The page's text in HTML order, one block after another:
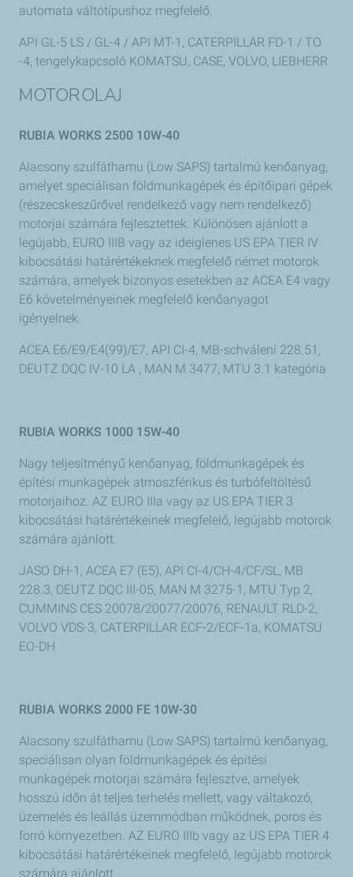
automata váltótípushoz megfelelő.
API GL-5 LS / GL-4 / API MT-1, CATERPILLAR FD-1 / TO
-4, tengelykapcsoló KOMATSU, CASE, VOLVO, LIEBHERR
MOTOROLAJ
RUBIA WORKS 2500 10W-40
Alacsony szulfáthamu (Low SAPS) tartalmú kenőanyag,
amelyet speciálisan földmunkagépek és építőipari gépek
(részecskeszűrővel rendelkező vagy nem rendelkező)
motorjai számára fejlesztettek. Különösen ajánlott a
legújabb, EURO IIIB vagy az ideiglenes US EPA TIER IV
kibocsátási határértékeknek megfelelő német motorok
számára, amelyek bizonyos esetekben az ACEA E4 vagy
E6 követelményeinek megfelelő kenőanyagot
igényelnek.
ACEA E6/E9/E4(99)/E7, API CI-4, MB-schválení 228.51,
DEUTZ DQC IV-10 LA , MAN M 3477, MTU 3.1 kategória
RUBIA WORKS 1000 15W-40
Nagy teljesítményű kenőanyag, földmunkagépek és
építési munkagépek atmoszférikus és turbófeltöltésű
motorjaihoz. AZ EURO IIIa vagy az US EPA TIER 3
kibocsátási határértékeinek megfelelő, legújabb motorok
számára ajánlott.
JASO DH-1, ACEA E7 (E5), API CI-4/CH-4/CF/SL, MB
228.3, DEUTZ DQC III-05, MAN M 3275-1, MTU Typ 2,
CUMMINS CES 20078/20077/20076, RENAULT RLD-2,
VOLVO VDS-3, CATERPILLAR ECF-2/ECF-1a, KOMATSU
EO-DH
RUBIA WORKS 2000 FE 10W-30
Alacsony szulfáthamu (Low SAPS) tartalmú kenőanyag,
speciálisan olyan földmunkagépek és építési
munkagépek motorjai számára fejlesztve, amelyek
hosszú időn át teljes terhelés mellett, vagy váltakozó,
üzemelés és leállás üzemmódban működnek, poros és
forró környezetben. AZ EURO IIIb vagy az US EPA TIER 4
kibocsátási határértékeinek megfelelő, legújabb motorok
számára ajánlott.